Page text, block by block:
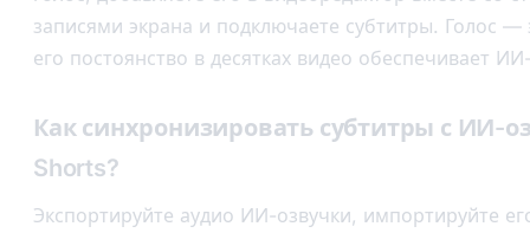
записями экрана и подключаете субтитры. Голос —
его постоянство в десятках видео обеспечивает
Как синхронизировать субтитры с ИИ-
Shorts?
Экспортируйте аудио ИИ-озвучки, импортируйте